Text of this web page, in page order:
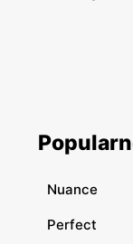
Nuance
Perfect